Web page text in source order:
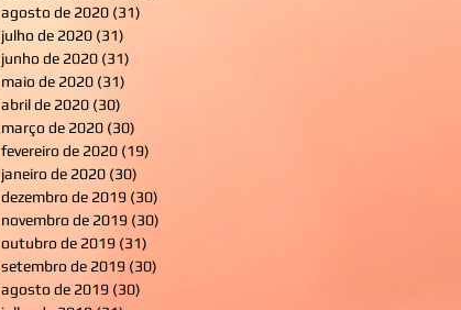
agosto de 2020 (31)
julho de 2020 (31)
junho de 2020 (31)
maio de 2020 (31)
abril de 2020 (30)
março de 2020 (30)
fevereiro de 2020 (19)
janeiro de 2020 (30)
dezembro de 2019 (30)
novembro de 2019 (30)
outubro de 2019 (31)
setembro de 2019 (30)
agosto de 2019 (30)